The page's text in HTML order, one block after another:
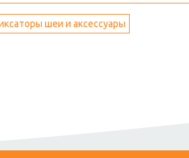
шеи и аксессуары